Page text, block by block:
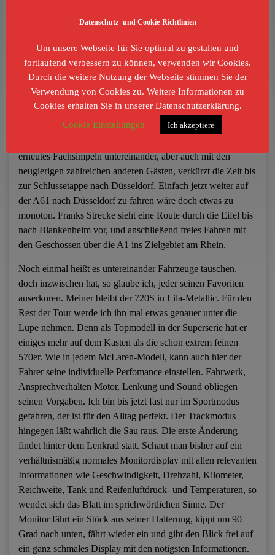
Mit sinkender Drehzahl und Herzfrequenz peilen wir nun
Stück A61 in Richtung Köln, sieht der Etappenplan das
Brauhaus in Mendig als kulinarischen Zwischenstopp vor.
Also runter von der Autobahn und parken auf den Roadtrip-
Parkplätzen vorm herrlichen Biergarten der Vulkanbrauerei.
erneutes Fachsimpeln untereinander, aber auch mit den
neugierigen zahlreichen anderen Gästen, verkürzt die Zeit bis
zur Schlussetappe nach Düsseldorf. Einfach jetzt weiter auf
der A61 nach Düsseldorf zu fahren wäre doch etwas zu
monoton. Franks Strecke sieht eine Route durch die Eifel bis
nach Blankenheim vor, und anschließend freies Fahren mit
den Geschossen über die A1 ins Zielgebiet am Rhein.
Noch einmal heißt es untereinander Fahrzeuge tauschen,
doch inzwischen hat, so glaube ich, jeder seinen Favoriten
auserkoren. Meiner bleibt der 720S in Lila-Metallic. Für den
Rest der Tour werde ich ihn mal etwas genauer unter die
Lupe nehmen. Denn als Topmodell in der Superserie hat er
einiges mehr auf dem Kasten als die schon extrem feinen
570er. Wie in jedem McLaren-Modell, kann auch hier der
Fahrer seine individuelle Perfomance einstellen. Fahrwerk,
Ansprechverhalten Motor, Lenkung und Sound obliegen
seinen Vorgaben. Ich bin bis jetzt fast nur im Sportmodus
gefahren, der ist für den Alltag perfekt. Der Trackmodus
hingegen läßt wahrlich die Sau raus. Die erste Änderung
findet hinter dem Lenkrad statt. Schaut man bisher auf ein
verhältnismäßig normales Monitordisplay mit allen relevanten
Informationen wie Geschwindigkeit, Drehzahl, Kilometer,
Reichweite, Tank und Reifenluftdruck- und Temperaturen, so
wendet sich das Blatt im sprichwörtlichen Sinne. Der
Monitor fährt ein Stück aus seiner Halterung, kippt um 90
Grad nach unten, fährt wieder ein und gibt den Blick frei auf
ein ganz schmales Display mit den nötigsten Informationen.
Datenschutz- und Cookie-Richtlinien
Um unsere Webseite für Sie optimal zu gestalten und
fortlaufend verbessern zu können, verwenden wir Cookies.
Durch die weitere Nutzung der Webseite stimmen Sie der
Verwendung von Cookies zu. Weitere Informationen zu
Cookies erhalten Sie in unserer Datenschutzerklärung.
Cookie Einstellungen
Ich akzeptiere